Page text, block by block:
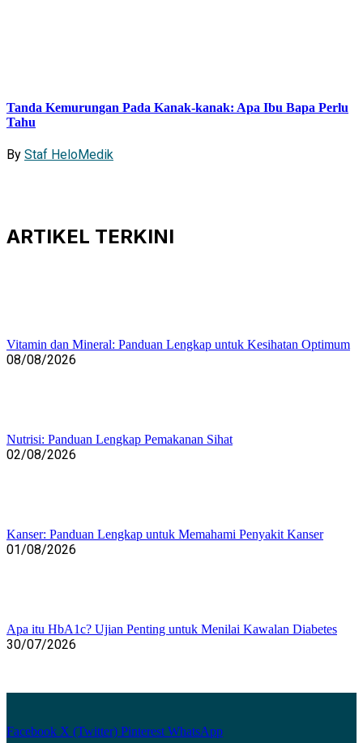
Tanda Kemurungan Pada Kanak-kanak: Apa Ibu Bapa Perlu
Tahu
By Staf HeloMedik
ARTIKEL TERKINI
Vitamin dan Mineral: Panduan Lengkap untuk Kesihatan Optimum
08/08/2026
Nutrisi: Panduan Lengkap Pemakanan Sihat
02/08/2026
Kanser: Panduan Lengkap untuk Memahami Penyakit Kanser
01/08/2026
Apa itu HbA1c? Ujian Penting untuk Menilai Kawalan Diabetes
30/07/2026
Facebook X (Twitter) Pinterest WhatsApp